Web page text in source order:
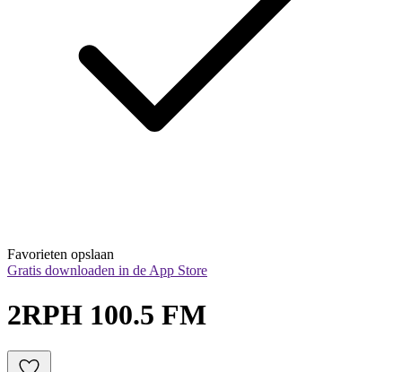
Favorieten opslaan
Gratis downloaden in de App Store
2RPH 100.5 FM